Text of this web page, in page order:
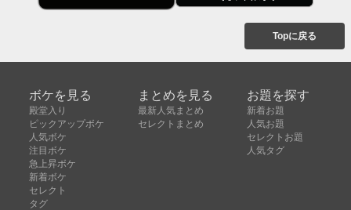
Topに戻る
ボケを見る
殿堂入り
ピックアップボケ
人気ボケ
注目ボケ
急上昇ボケ
新着ボケ
セレクト
タグ
まとめを見る
最新人気まとめ
セレクトまとめ
お題を探す
新着お題
人気お題
セレクトお題
人気タグ